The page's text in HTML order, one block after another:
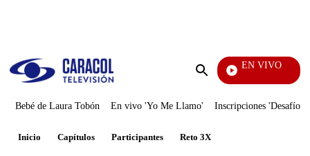
Enviar
EN VIVO
Noticias Caracol
Bebé de Laura Tobón En vivo 'Yo Me Llamo' Inscripciones 'Desafío'
Inicio Capítulos Participantes Reto 3X